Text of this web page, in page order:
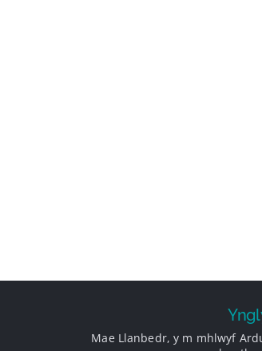
Mae Llanbedr, y m mhlwyf